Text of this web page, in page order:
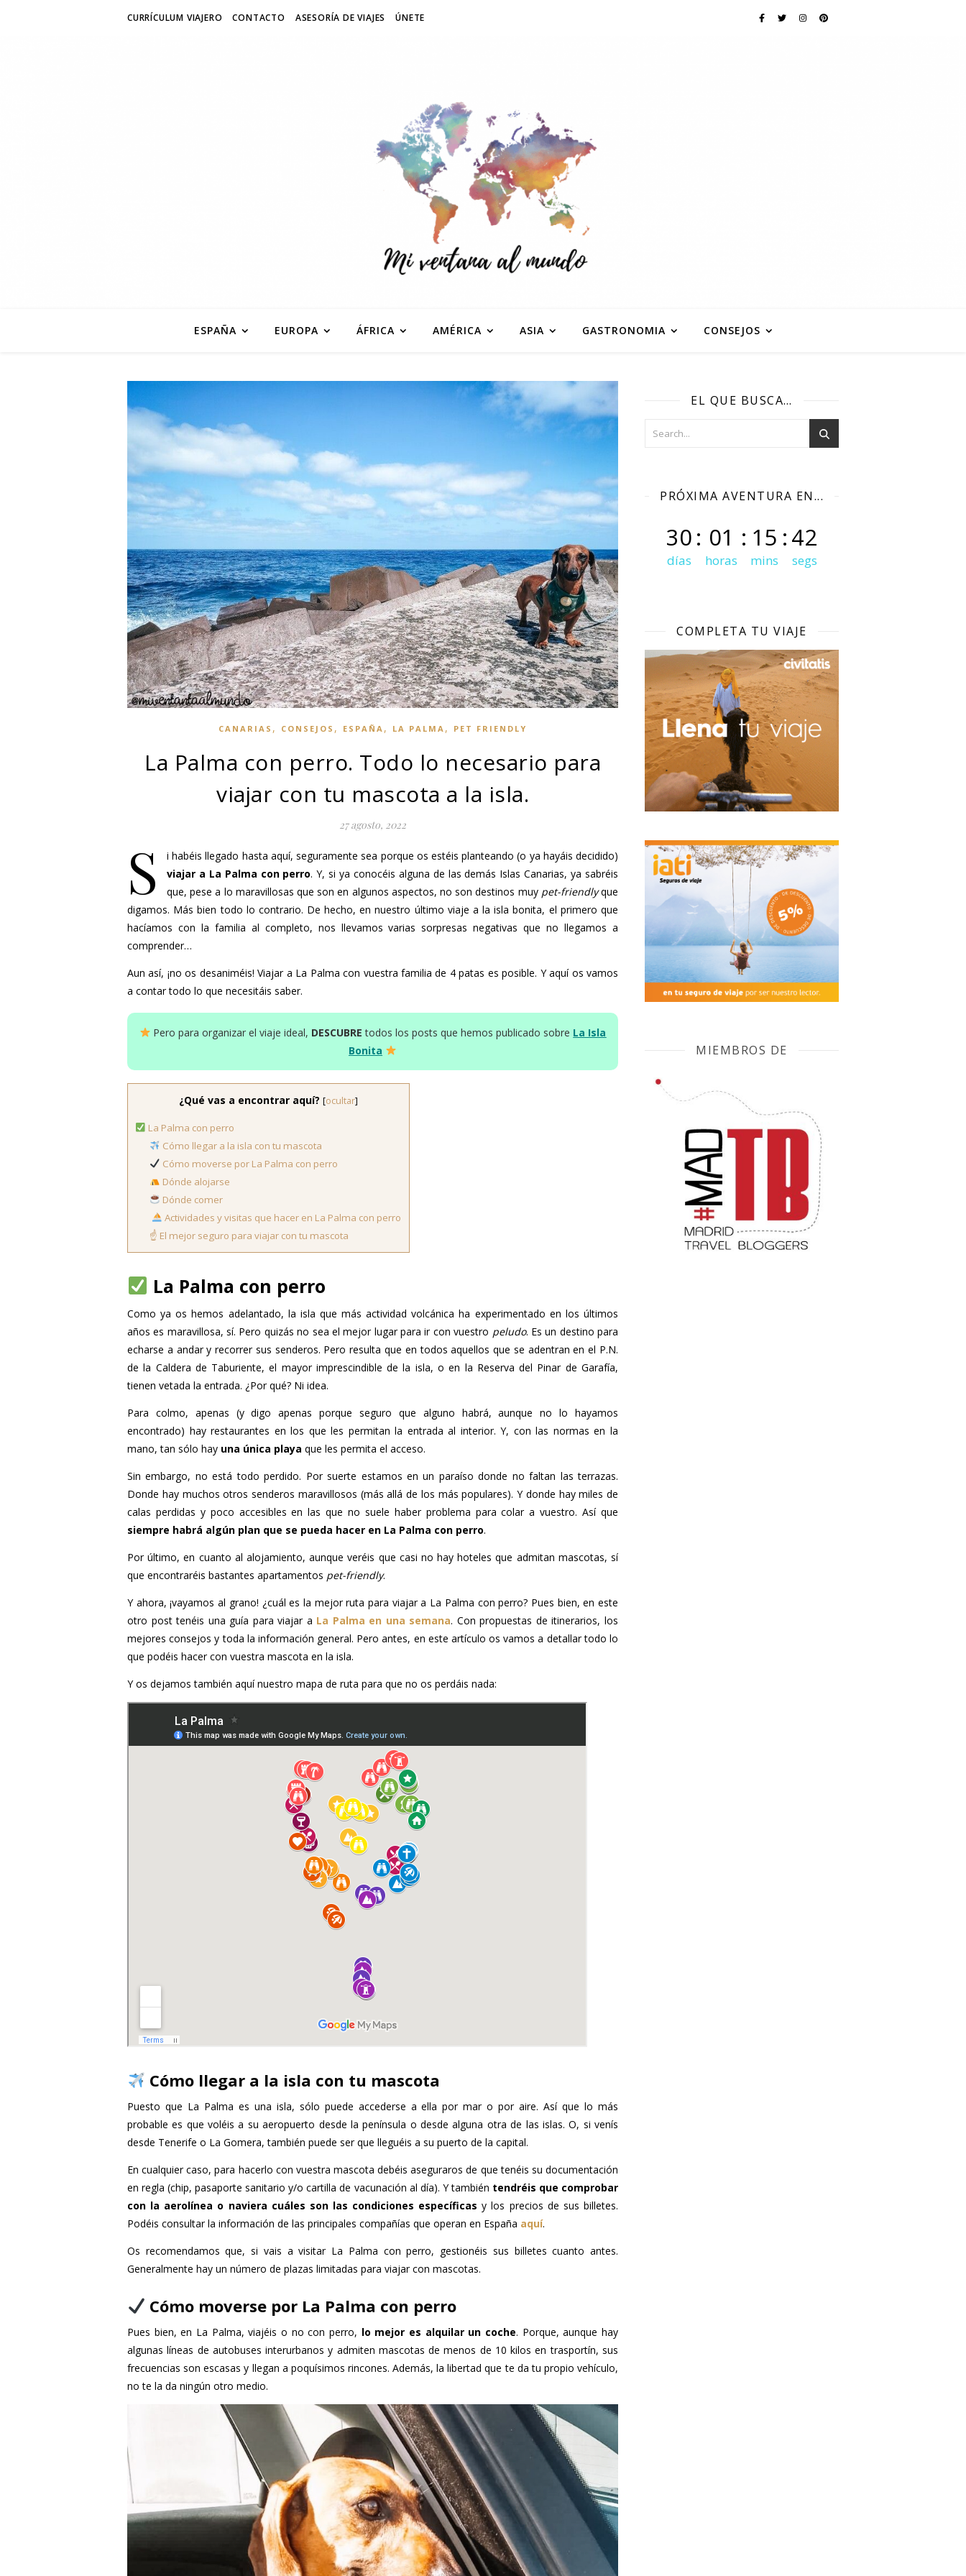
CURRÍCULUM VIAJERO CONTACTO ASESORÍA DE VIAJES ÚNETE
ESPAÑA EUROPA ÁFRICA AMÉRICA ASIA GASTRONOMIA CONSEJOS
CANARIAS , CONSEJOS , ESPAÑA , LA PALMA , PET FRIENDLY
La Palma con perro. Todo lo necesario para
viajar con tu mascota a la isla.
27 agosto, 2022
S
i habéis llegado hasta aquí, seguramente sea porque os estéis planteando (o ya hayáis decidido)
viajar a La Palma con perro. Y, si ya conocéis alguna de las demás Islas Canarias, ya sabréis
que, pese a lo maravillosas que son en algunos aspectos, no son destinos muy pet-friendlyque
digamos. Más bien todo lo contrario. De hecho, en nuestro último viaje a la isla bonita, el primero que
hacíamos con la familia al completo, nos llevamos varias sorpresas negativas que no llegamos a
comprender…
Aun así, ¡no os desaniméis! Viajar a La Palma con vuestra familia de 4 patas es posible. Y aquí os vamos
a contar todo lo que necesitáis saber.
Pero para organizar el viaje ideal, DESCUBREtodos los posts que hemos publicado sobre La Isla
Bonita
¿Qué vas a encontrar aquí? [ocultar]
La Palma con perro
Cómo llegar a la isla con tu mascota
Cómo moverse por La Palma con perro
Dónde alojarse
Dónde comer
Actividades y visitas que hacer en La Palma con perro
☝️ El mejor seguro para viajar con tu mascota
La Palma con perro
Como ya os hemos adelantado, la isla que más actividad volcánica ha experimentado en los últimos
años es maravillosa, sí. Pero quizás no sea el mejor lugar para ir con vuestro peludo. Es un destino para
echarse a andar y recorrer sus senderos. Pero resulta que en todos aquellos que se adentran en el P.N.
de la Caldera de Taburiente, el mayor imprescindible de la isla, o en la Reserva del Pinar de Garafía,
tienen vetada la entrada. ¿Por qué? Ni idea.
Para colmo, apenas (y digo apenas porque seguro que alguno habrá, aunque no lo hayamos
encontrado) hay restaurantes en los que les permitan la entrada al interior. Y, con las normas en la
mano, tan sólo hay una única playa que les permita el acceso.
Sin embargo, no está todo perdido. Por suerte estamos en un paraíso donde no faltan las terrazas.
Donde hay muchos otros senderos maravillosos (más allá de los más populares). Y donde hay miles de
calas perdidas y poco accesibles en las que no suele haber problema para colar a vuestro. Así que
siempre habrá algún plan que se pueda hacer en La Palma con perro.
Por último, en cuanto al alojamiento, aunque veréis que casi no hay hoteles que admitan mascotas, sí
que encontraréis bastantes apartamentos pet-friendly.
Y ahora, ¡vayamos al grano! ¿cuál es la mejor ruta para viajar a La Palma con perro? Pues bien, en este
otro post tenéis una guía para viajar a La Palma en una semana. Con propuestas de itinerarios, los
mejores consejos y toda la información general. Pero antes, en este artículo os vamos a detallar todo lo
que podéis hacer con vuestra mascota en la isla.
Y os dejamos también aquí nuestro mapa de ruta para que no os perdáis nada:
Cómo llegar a la isla con tu mascota
Puesto que La Palma es una isla, sólo puede accederse a ella por mar o por aire. Así que lo más
probable es que voléis a su aeropuerto desde la península o desde alguna otra de las islas. O, si venís
desde Tenerife o La Gomera, también puede ser que lleguéis a su puerto de la capital.
En cualquier caso, para hacerlo con vuestra mascota debéis aseguraros de que tenéis su documentación
en regla (chip, pasaporte sanitario y/o cartilla de vacunación al día). Y también tendréis que comprobar
con la aerolínea o naviera cuáles son las condiciones específicas y los precios de sus billetes.
Podéis consultar la información de las principales compañías que operan en España aquí.
Os recomendamos que, si vais a visitar La Palma con perro, gestionéis sus billetes cuanto antes.
Generalmente hay un número de plazas limitadas para viajar con mascotas.
Cómo moverse por La Palma con perro
Pues bien, en La Palma, viajéis o no con perro, lo mejor es alquilar un coche. Porque, aunque hay
algunas líneas de autobuses interurbanos y admiten mascotas de menos de 10 kilos en trasportín, sus
frecuencias son escasas y llegan a poquísimos rincones. Además, la libertad que te da tu propio vehículo,
no te la da ningún otro medio.
EL QUE BUSCA…
PRÓXIMA AVENTURA EN...
30
días
: 01
horas
: 15
mins
:41
segs
COMPLETA TU VIAJE
MIEMBROS DE